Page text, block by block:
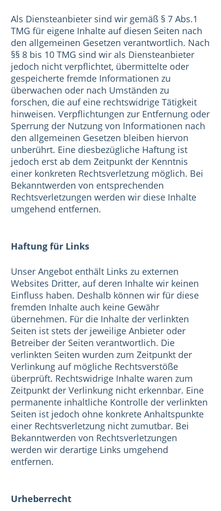
Als Diensteanbieter sind wir gemäß § 7 Abs.1
TMG für eigene Inhalte auf diesen Seiten nach
den allgemeinen Gesetzen verantwortlich. Nach
§§ 8 bis 10 TMG sind wir als Diensteanbieter
jedoch nicht verpflichtet, übermittelte oder
gespeicherte fremde Informationen zu
überwachen oder nach Umständen zu
forschen, die auf eine rechtswidrige Tätigkeit
hinweisen. Verpflichtungen zur Entfernung oder
Sperrung der Nutzung von Informationen nach
den allgemeinen Gesetzen bleiben hiervon
unberührt. Eine diesbezügliche Haftung ist
jedoch erst ab dem Zeitpunkt der Kenntnis
einer konkreten Rechtsverletzung möglich. Bei
Bekanntwerden von entsprechenden
Rechtsverletzungen werden wir diese Inhalte
umgehend entfernen.
Haftung für Links
Unser Angebot enthält Links zu externen
Websites Dritter, auf deren Inhalte wir keinen
Einfluss haben. Deshalb können wir für diese
fremden Inhalte auch keine Gewähr
übernehmen. Für die Inhalte der verlinkten
Seiten ist stets der jeweilige Anbieter oder
Betreiber der Seiten verantwortlich. Die
verlinkten Seiten wurden zum Zeitpunkt der
Verlinkung auf mögliche Rechtsverstöße
überprüft. Rechtswidrige Inhalte waren zum
Zeitpunkt der Verlinkung nicht erkennbar. Eine
permanente inhaltliche Kontrolle der verlinkten
Seiten ist jedoch ohne konkrete Anhaltspunkte
einer Rechtsverletzung nicht zumutbar. Bei
Bekanntwerden von Rechtsverletzungen
werden wir derartige Links umgehend
entfernen.
Urheberrecht